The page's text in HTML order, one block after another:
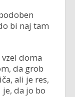
bi naj tam
doma
da grob
ali je res,
da jo bo